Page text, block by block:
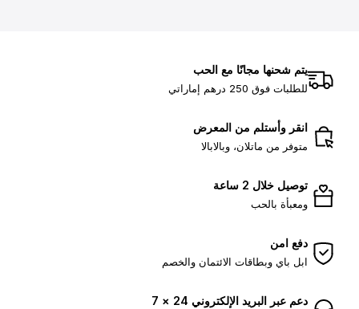
يتم شحنها مجانًا مع الحب
للطلبات فوق 250 درهم إماراتي
انقر وأستلم من المعرض
متوفر من ماتلان، وبالابالا
توصيل خلال 2 ساعة
ومعبأة بالحب
دفع امن
ابل باي وبطاقات الائتمان والخصم
دعم عبر البريد الإلكتروني 24 × 7